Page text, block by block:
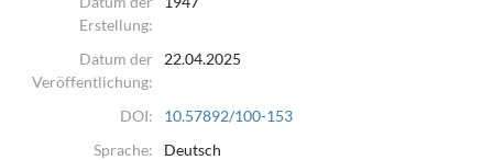
Erstellung:
Datum der
Veröffentlichung:
22.04.2025
DOI:
10.57892/100-153
Sprache:
Deutsch